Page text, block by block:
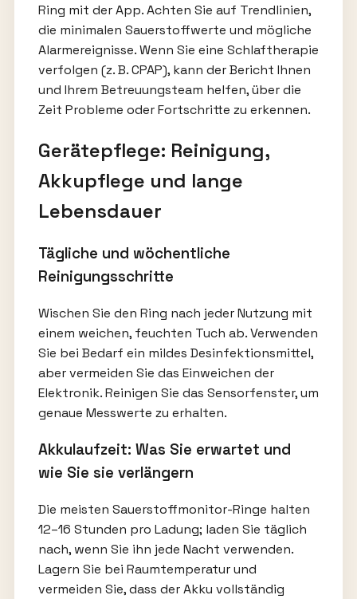
Ring mit der App. Achten Sie auf Trendlinien,
die minimalen Sauerstoffwerte und mögliche
Alarmereignisse. Wenn Sie eine Schlaftherapie
verfolgen (z. B. CPAP), kann der Bericht Ihnen
und Ihrem Betreuungsteam helfen, über die
Zeit Probleme oder Fortschritte zu erkennen.
Gerätepflege: Reinigung,
Akkupflege und lange
Lebensdauer
Tägliche und wöchentliche
Reinigungsschritte
Wischen Sie den Ring nach jeder Nutzung mit
einem weichen, feuchten Tuch ab. Verwenden
Sie bei Bedarf ein mildes Desinfektionsmittel,
aber vermeiden Sie das Einweichen der
Elektronik. Reinigen Sie das Sensorfenster, um
genaue Messwerte zu erhalten.
Akkulaufzeit: Was Sie erwartet und
wie Sie sie verlängern
Die meisten Sauerstoffmonitor-Ringe halten
12–16 Stunden pro Ladung; laden Sie täglich
nach, wenn Sie ihn jede Nacht verwenden.
Lagern Sie bei Raumtemperatur und
vermeiden Sie, dass der Akku vollständig